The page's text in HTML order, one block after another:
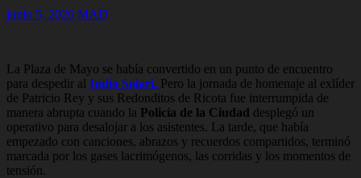
junio 5, 2026 MAD
La Plaza de Mayo se había convertido en un punto de encuentro
para despedir al Indio Solari. Pero la jornada de homenaje al exlíder
de Patricio Rey y sus Redonditos de Ricota fue interrumpida de
manera abrupta cuando la Policía de la Ciudad desplegó un
operativo para desalojar a los asistentes. La tarde, que había
empezado con canciones, abrazos y recuerdos compartidos, terminó
marcada por los gases lacrimógenos, las corridas y los momentos de
tensión.